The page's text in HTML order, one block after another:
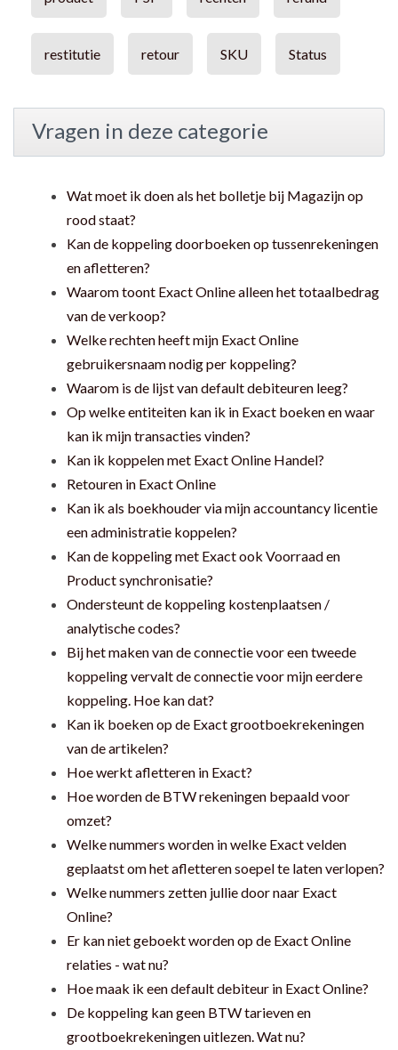
restitutie retour SKU Status
Vragen in deze categorie
Wat moet ik doen als het bolletje bij Magazijn op
rood staat?
Kan de koppeling doorboeken op tussenrekeningen
en afletteren?
Waarom toont Exact Online alleen het totaalbedrag
van de verkoop?
Welke rechten heeft mijn Exact Online
gebruikersnaam nodig per koppeling?
Waarom is de lijst van default debiteuren leeg?
Op welke entiteiten kan ik in Exact boeken en waar
kan ik mijn transacties vinden?
Kan ik koppelen met Exact Online Handel?
Retouren in Exact Online
Kan ik als boekhouder via mijn accountancy licentie
een administratie koppelen?
Kan de koppeling met Exact ook Voorraad en
Product synchronisatie?
Ondersteunt de koppeling kostenplaatsen /
analytische codes?
Bij het maken van de connectie voor een tweede
koppeling vervalt de connectie voor mijn eerdere
koppeling. Hoe kan dat?
Kan ik boeken op de Exact grootboekrekeningen
van de artikelen?
Hoe werkt afletteren in Exact?
Hoe worden de BTW rekeningen bepaald voor
omzet?
Welke nummers worden in welke Exact velden
geplaatst om het afletteren soepel te laten verlopen?
Welke nummers zetten jullie door naar Exact
Online?
Er kan niet geboekt worden op de Exact Online
relaties - wat nu?
Hoe maak ik een default debiteur in Exact Online?
De koppeling kan geen BTW tarieven en
grootboekrekeningen uitlezen. Wat nu?